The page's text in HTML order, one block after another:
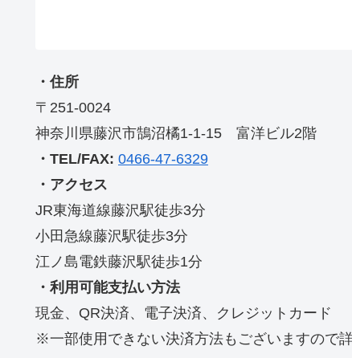
・住所
〒251-0024
神奈川県藤沢市鵠沼橘1-1-15 富洋ビル2階
・TEL/FAX: 0466-47-6329
・アクセス
JR東海道線藤沢駅徒歩3分
小田急線藤沢駅徒歩3分
江ノ島電鉄藤沢駅徒歩1分
・利用可能支払い方法
現金、QR決済、電子決済、クレジットカード
※一部使用できない決済方法もございますので